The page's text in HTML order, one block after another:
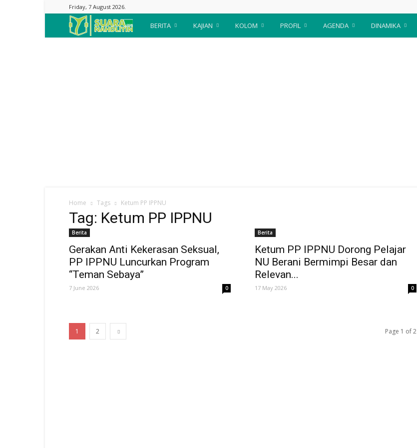
Friday, 7 August 2026.
Suara
BERITA KAJIAN KOLOM PROFIL AGENDA DINAMIKA
Home Tags Ketum PP IPPNU
Tag: Ketum PP IPPNU
Berita
Gerakan Anti Kekerasan Seksual,
PP IPPNU Luncurkan Program
“Teman Sebaya”
7 June 2026 0
Berita
Ketum PP IPPNU Dorong Pelajar
NU Berani Bermimpi Besar dan
Relevan...
17 May 2026 0
1 2 Page 1 of 2